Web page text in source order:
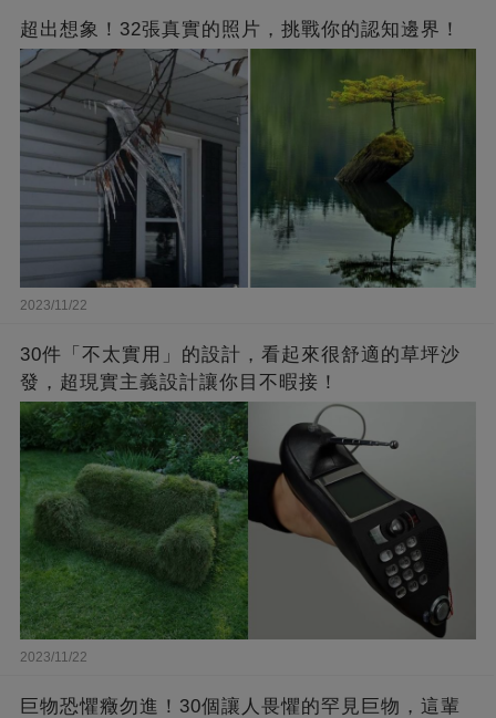
超出想象！32張真實的照片，挑戰你的認知邊界！
2023/11/22
30件「不太實用」的設計，看起來很舒適的草坪沙
發，超現實主義設計讓你目不暇接！
2023/11/22
巨物恐懼癥勿進！30個讓人畏懼的罕見巨物，這輩